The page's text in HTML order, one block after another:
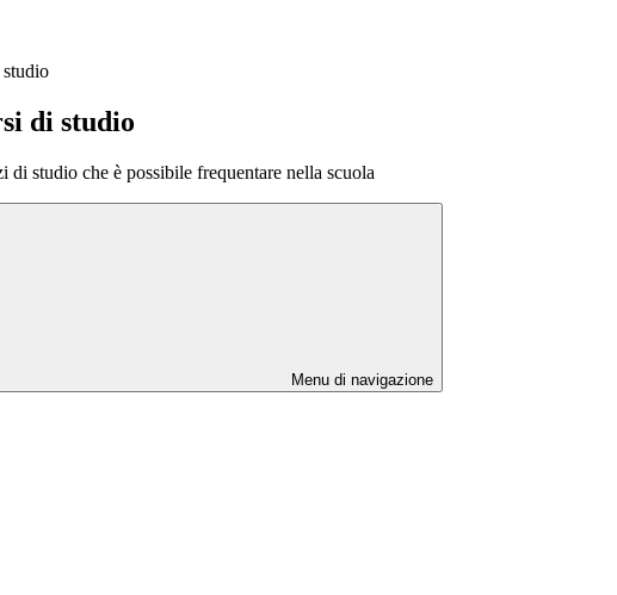
di studio
di studio che è possibile frequentare nella scuola
Menu di navigazione